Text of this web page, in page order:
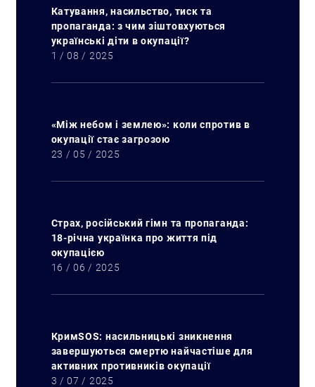
Искать:
Катування, насильство, тиск та
пропаганда: з чим зіштовхуються
українські діти в окупації?
1 / 08 / 2025
«Між небом і землею»: коли спротив в
окупації стає загрозою
23 / 05 / 2025
Страх, російський гімн та пропаганда:
18-річна українка про життя під
окупацією
16 / 06 / 2025
КримSOS: насильницькі зникнення
завершуються смертю найчастіше для
активних противників окупації
3 / 07 / 2025